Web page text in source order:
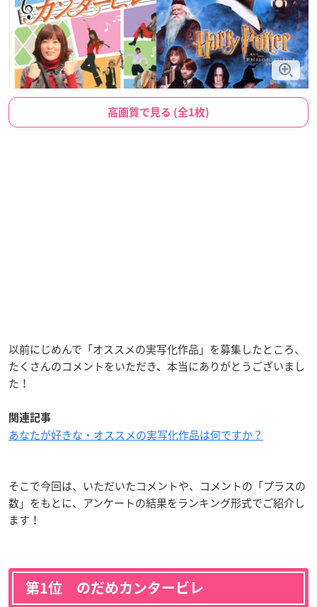
高画質で見る (全1枚)
以前にじめんで「オススメの実写化作品」を募集したところ、
たくさんのコメントをいただき、本当にありがとうございまし
た！
関連記事
あなたが好きな・オススメの実写化作品は何ですか？
そこで今回は、いただいたコメントや、コメントの「プラスの
数」をもとに、アンケートの結果をランキング形式でご紹介し
ます！
第1位 のだめカンタービレ